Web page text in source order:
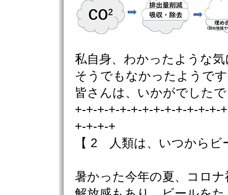
私自身、わかったような
そうでもなかったようで
皆さんは、いかがでした
+-+-+-+-+-+-+-+-+-+-+-+-+-
+-+-+-+
【 2 人類は、いつから
暑かった今年の夏、コロ